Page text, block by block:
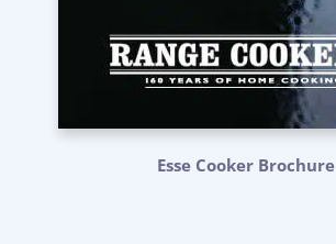
Esse Cooker Brochure